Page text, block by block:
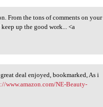
From the tons of comments on your
up the good work... <a
deal enjoyed, bookmarked, As i
www.amazon.com/NE-Beauty-